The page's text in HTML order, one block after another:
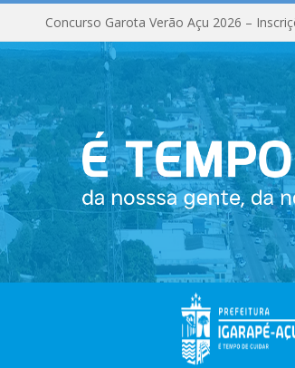
Concurso Garota Verão Açu 2026 –